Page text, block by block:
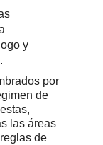
y
por
de
las áreas
de